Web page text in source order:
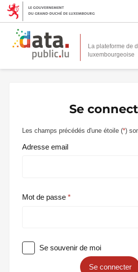
La plateforme de
Se
Les champs précédés d'une étoile (*)
Adresse email
Mot de passe
Se souvenir de moi
Se connecter